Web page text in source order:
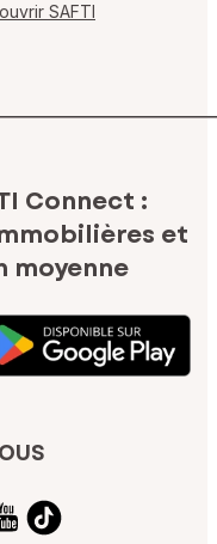
SAFTI
Connect :
et
moyenne